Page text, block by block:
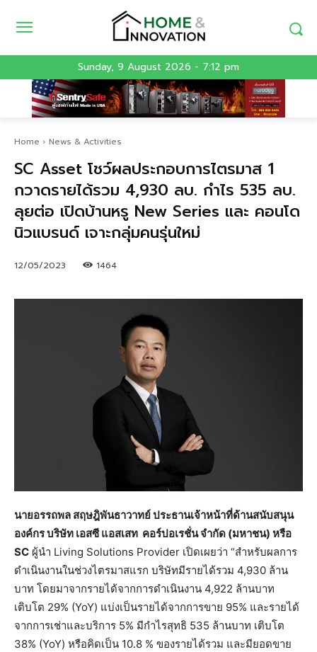
Sunday, 9 August 2026 - 7:12 pm
Home News & Activities
SC Asset โชว์ผลประกอบการไตรมาส 1
กวาดรายได้รวม 4,930 ลบ. กำไร 535 ลบ.
ลุยต่อ เปิดบ้านหรู New Series และ คอนโด
นิวแบรนด์ เจาะกลุ่มคนรุ่นใหม่
12/05/2023 1464
นายอรรถพล สฤษฎิพันธาวาทย์ ประธานเจ้าหน้าที่ด้านสนับสนุน
องค์กร บริษัท เอสซี แอสเสท คอร์ปอเรชั่น จำกัด (มหาชน) หรือ
SC ผู้นำ Living Solutions Provider เปิดเผยว่า “สำหรับผลการ
ดำเนินงานในช่วงไตรมาสแรก บริษัทมีรายได้รวม 4,930 ล้าน
บาท โดยมาจากรายได้จากการดำเนินงาน 4,922 ล้านบาท
เติบโต 29% (YoY) แบ่งเป็นรายได้จากการขาย 95% และรายได้
จากการเช่าและบริการ 5% มีกำไรสุทธิ 535 ล้านบาท เติบโต
38% (YoY) หรือคิดเป็น 10.8 % ของรายได้รวม และมียอดขาย